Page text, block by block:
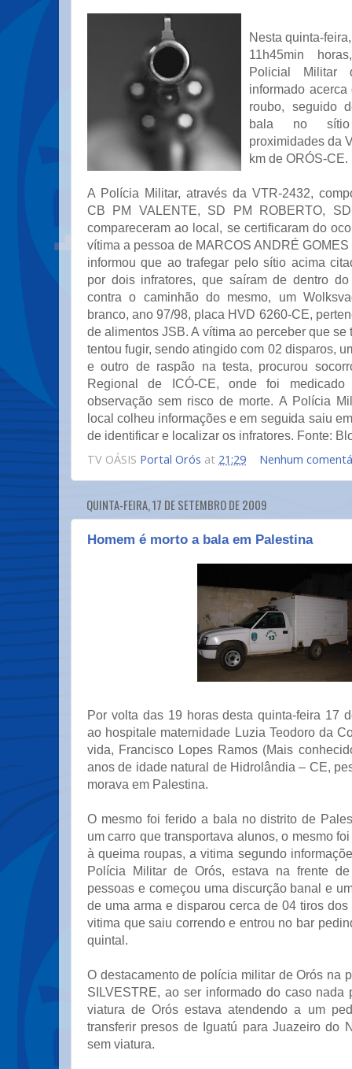
Nesta quinta-
11h45min
Policial Militar
informado
roubo, seguido
bala no sítio
proximidades da
km de ORÓS-CE.
A Polícia Militar, através da VTR-2432,
CB PM VALENTE, SD PM ROBERTO,
compareceram ao local, se certificaram do
vítima a pessoa de MARCOS ANDRÉ
informou que ao trafegar pelo sítio acima
por dois infratores, que saíram de dentro
contra o caminhão do mesmo, um
branco, ano 97/98, placa HVD 6260-CE,
de alimentos JSB. A vítima ao perceber que se
tentou fugir, sendo atingido com 02 disparos,
e outro de raspão na testa, procurou
Regional de ICÓ-CE, onde foi
observação sem risco de morte. A Polícia
local colheu informações e em seguida saiu
de identificar e localizar os infratores. Fonte:
TV OÁSIS Portal Orós at 21:29 Nenhum
QUINTA-FEIRA, 17 DE SETEMBRO DE 2009
Homem é morto a bala em Palestina
Por volta das 19 horas desta quinta-feira 17
ao hospitale maternidade Luzia Teodoro da
vida, Francisco Lopes Ramos (Mais
anos de idade natural de Hidrolândia – CE,
morava em Palestina.
O mesmo foi ferido a bala no distrito de
um carro que transportava alunos, o mesmo
à queima roupas, a vitima segundo
Polícia Militar de Orós, estava na frente
pessoas e começou uma discurção banal e
de uma arma e disparou cerca de 04 tiros
vitima que saiu correndo e entrou no bar
quintal.
O destacamento de polícia militar de Orós na
SILVESTRE, ao ser informado do caso nada
viatura de Orós estava atendendo a um
transferir presos de Iguatú para Juazeiro do
sem viatura.